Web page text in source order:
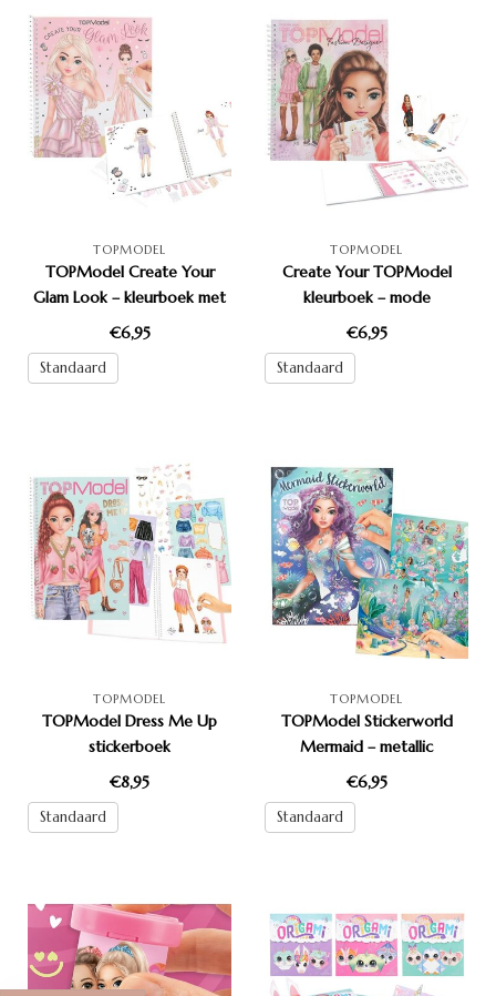
TOPMODEL
TOPModel Create Your
Glam Look – kleurboek met
stickers voor meisjes
€6,95
Standaard
TOPMODEL
Create Your TOPModel
kleurboek – mode
ontwerpboek voor kinderen
€6,95
Standaard
TOPMODEL
TOPModel Dress Me Up
stickerboek
€8,95
Standaard
TOPMODEL
TOPModel Stickerworld
Mermaid – metallic
stickerboek met 29 pagina’s
€6,95
Standaard